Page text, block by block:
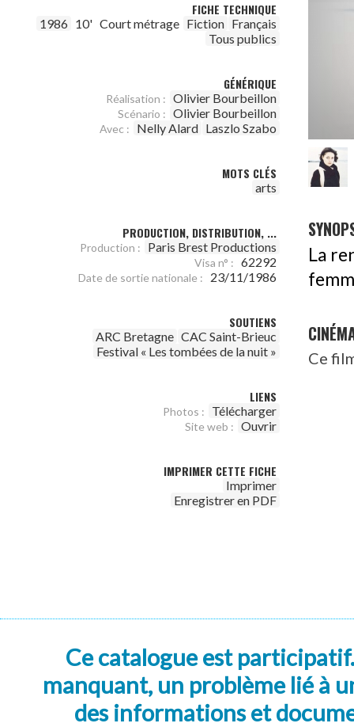
FICHE TECHNIQUE
1986 10' Court métrage Fiction Français
Tous publics
GÉNÉRIQUE
Réalisation : Olivier Bourbeillon
Scénario : Olivier Bourbeillon
Avec : Nelly Alard Laszlo Szabo
MOTS CLÉS
arts
PRODUCTION, DISTRIBUTION, ...
Production : Paris Brest Productions
Visa n° : 62292
Date de sortie nationale : 23/11/1986
SOUTIENS
ARC Bretagne CAC Saint-Brieuc
Festival « Les tombées de la nuit »
LIENS
Photos : Télécharger
Site web : Ouvrir
IMPRIMER CETTE FICHE
Imprimer
Enregistrer en PDF
La
Ce
Ce catalogue est
manquant, un problème lié à
des informations et